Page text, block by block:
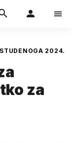
2024.
za